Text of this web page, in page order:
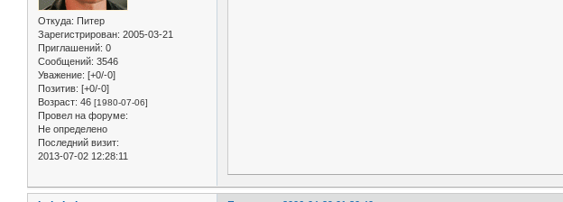
Откуда: Питер
Зарегистрирован: 2005-03-21
Приглашений: 0
Сообщений: 3546
Уважение: [+0/-0]
Позитив: [+0/-0]
Возраст: 46 [1980-07-06]
Провел на форуме:
Не определено
Последний визит:
2013-07-02 12:28:11